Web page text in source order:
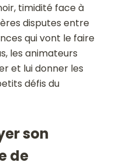
timidité face à
disputes entre
qui vont le faire
les animateurs
et lui donner les
défis du
son
de